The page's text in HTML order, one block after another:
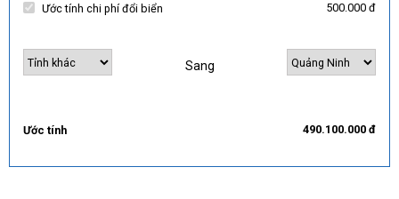
Ước tính chi phí đổi biển 500.000 đ
Sang
Ước tính 490.100.000 đ